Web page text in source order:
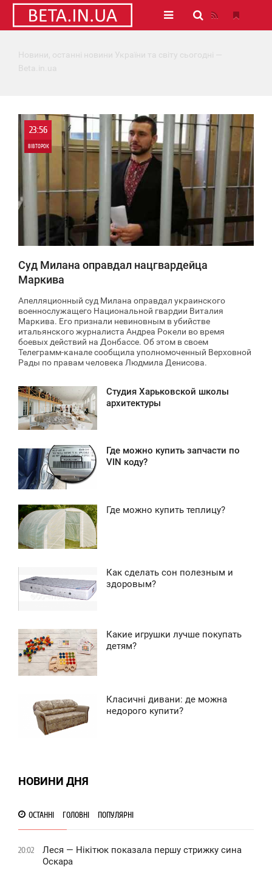
Новини, останні новини України та світу сьогодні —
Beta.in.ua
23:56
ВІВТОРОК
Суд Милана оправдал нацгвардейца
Маркива
Апелляционный суд Милана оправдал украинского
военнослужащего Национальной гвардии Виталия
Маркива. Его признали невиновным в убийстве
итальянского журналиста Андреа Рокели во время
боевых действий на Донбассе. Об этом в своем
Телеграмм-канале сообщила уполномоченный Верховной
Рады по правам человека Людмила Денисова.
Студия Харьковской школы
архитектуры
Где можно купить запчасти по
VIN коду?
Где можно купить теплицу?
Как сделать сон полезным и
здоровым?
Какие игрушки лучше покупать
детям?
Класичні дивани: де можна
недорого купити?
НОВИНИ ДНЯ
ОСТАННІ ГОЛОВНІ ПОПУЛЯРНІ
20:02
Леся — Нікітюк показала першу стрижку сина
Оскара